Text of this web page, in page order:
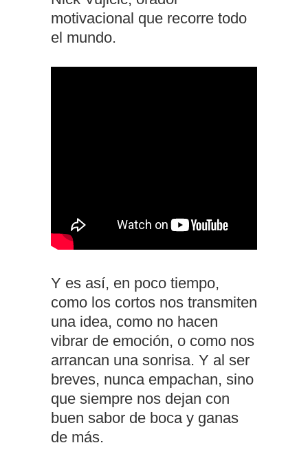
motivacional que recorre todo
el mundo.
Y es así, en poco tiempo,
como los cortos nos transmiten
una idea, como no hacen
vibrar de emoción, o como nos
arrancan una sonrisa. Y al ser
breves, nunca empachan, sino
que siempre nos dejan con
buen sabor de boca y ganas
de más.